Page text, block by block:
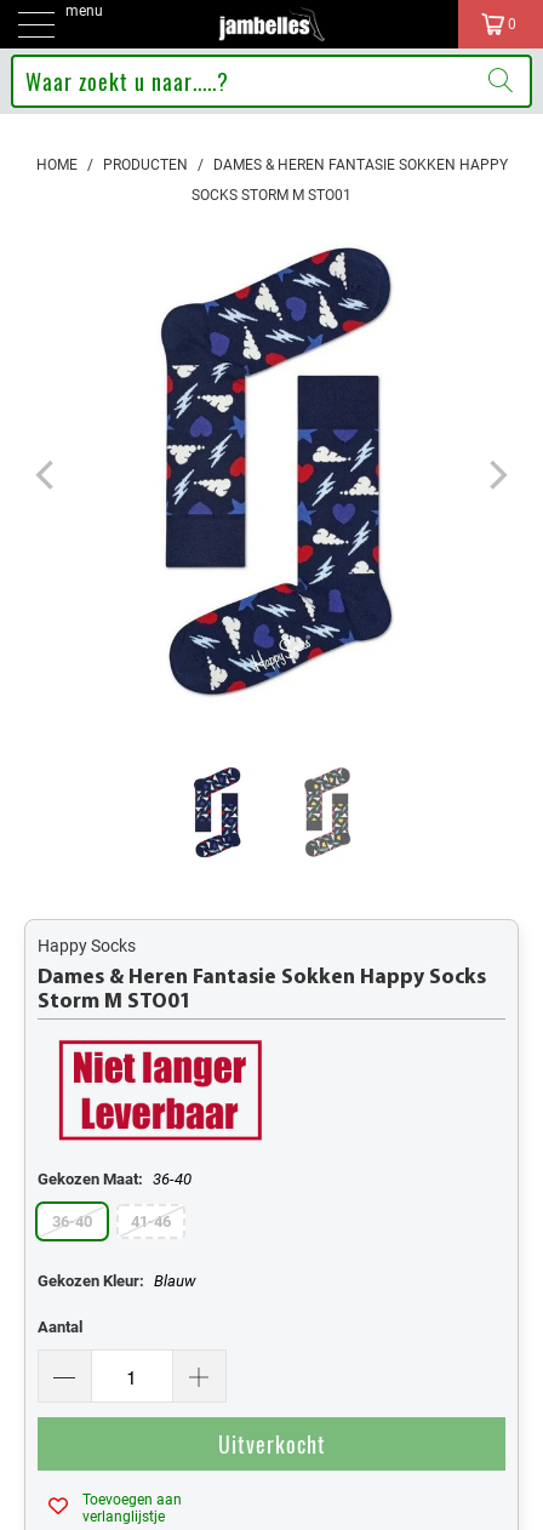
menu
0
HOME / PRODUCTEN /
DAMES & HEREN FANTASIE SOKKEN HAPPY
SOCKS STORM M STO01
Happy Socks
Dames & Heren Fantasie Sokken Happy Socks
Storm M STO01
Gekozen Maat: 36-40
36-40 41-46
Gekozen Kleur: Blauw
Aantal
Uitverkocht
Toevoegen aan
verlanglijstje